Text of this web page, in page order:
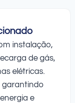
instalação,
de gás,
elétricas.
garantindo
e